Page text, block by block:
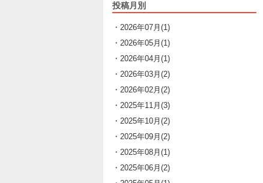
投稿月別
・2026年07月(1)
・2026年05月(1)
・2026年04月(1)
・2026年03月(2)
・2026年02月(2)
・2025年11月(3)
・2025年10月(2)
・2025年09月(2)
・2025年08月(1)
・2025年06月(2)